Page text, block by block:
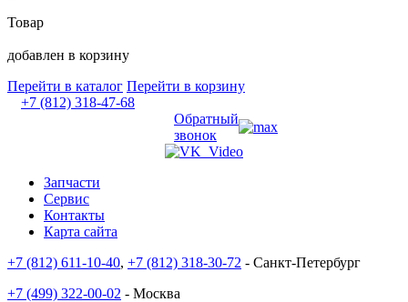
Товар
добавлен в корзину
Перейти в каталог Перейти в корзину
+7 (812) 318-47-68
Обратный
звонок
Запчасти
Сервис
Контакты
Карта сайта
+7 (812) 611-10-40, +7 (812) 318-30-72 - Санкт-Петербург
+7 (499) 322-00-02 - Москва